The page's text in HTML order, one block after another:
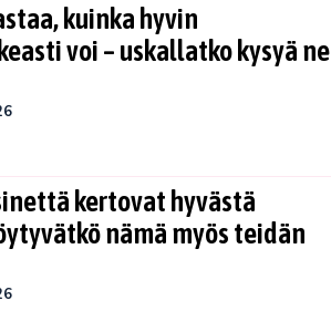
kuinka hyvin
voi – uskallatko kysyä ne
kertovat hyvästä
nämä myös teidän